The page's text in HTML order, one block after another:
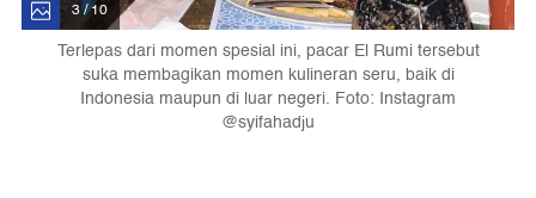
3 / 10
Terlepas dari momen spesial ini, pacar El Rumi tersebut
suka membagikan momen kulineran seru, baik di
Indonesia maupun di luar negeri. Foto: Instagram
@syifahadju